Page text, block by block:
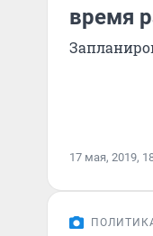
время
17 мая, 2019,